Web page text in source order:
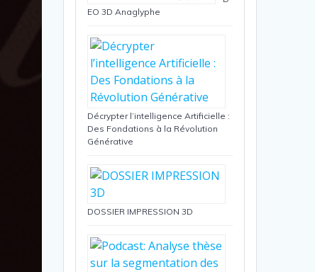
EO 3D Anaglyphe
Décrypter l’intelligence Artificielle :
Des Fondations à la Révolution
Générative
DOSSIER IMPRESSION 3D